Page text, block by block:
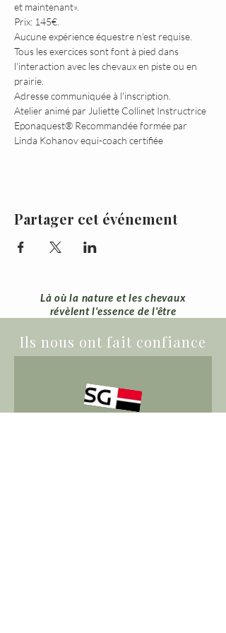
et maintenant».
Prix: 145€.
Aucune expérience équestre n’est requise.
Tous les exercices sont font à pied dans
l'interaction avec les chevaux en piste ou en
prairie.
Adresse communiquée à l'inscription.
Atelier animé par Juliette Collinet Instructrice
Eponaquest® Recommandée formée par
Linda Kohanov equi-coach certifiée
Partager cet événement
Là où la nature et les chevaux
révèlent l'essence de l'être
Ils nous ont fait confiance